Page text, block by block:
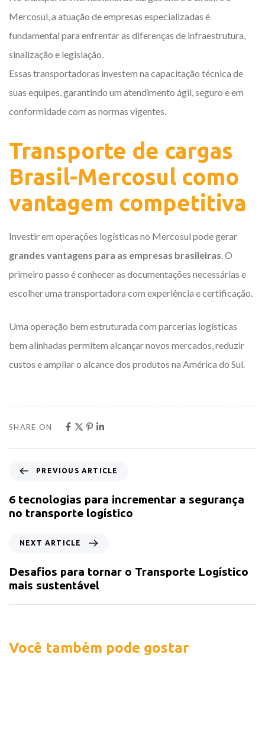
Mercosul, a atuação de empresas especializadas é
fundamental para enfrentar as diferenças de infraestrutura,
sinalização e legislação.
Essas transportadoras investem na capacitação técnica de
suas equipes, garantindo um atendimento ágil, seguro e em
conformidade com as normas vigentes.
Transporte de cargas
Brasil-Mercosul como
vantagem competitiva
Investir em operações logísticas no Mercosul pode gerar
grandes vantagens para as empresas brasileiras. O
primeiro passo é conhecer as documentações necessárias e
escolher uma transportadora com experiência e certificação.
Uma operação bem estruturada com parcerias logísticas
bem alinhadas permitem alcançar novos mercados, reduzir
custos e ampliar o alcance dos produtos na América do Sul.
SHARE ON
PREVIOUS ARTICLE
6 tecnologias para incrementar a segurança
no transporte logístico
NEXT ARTICLE
Desafios para tornar o Transporte Logístico
mais sustentável
Você também pode gostar